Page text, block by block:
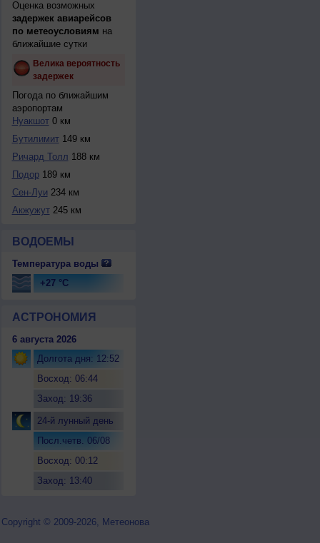
Оценка возможных
задержек авиарейсов
по метеоусловиям на
ближайшие сутки
Велика вероятность
задержек
Погода по ближайшим
аэропортам
Нуакшот0 км
Бутилимит149 км
Ричард Толл 188 км
Подор189 км
Сен-Луи 234 км
Акжужут245 км
ВОДОЕМЫ
Температура воды
+27 °C
АСТРОНОМИЯ
6 августа 2026
Долгота дня: 12:52
Восход: 06:44
Заход: 19:36
24-й лунный день
Посл.четв. 06/08
Восход: 00:12
Заход: 13:40
Copyright © 2009-2026, Метеонова